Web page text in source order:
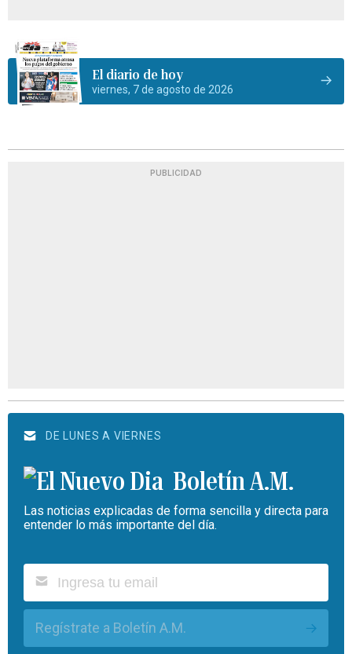
El diario de hoy
viernes, 7 de agosto de 2026
PUBLICIDAD
DE LUNES A VIERNES
Boletín A.M.
Las noticias explicadas de forma sencilla y directa para
entender lo más importante del día.
Regístrate a Boletín A.M.